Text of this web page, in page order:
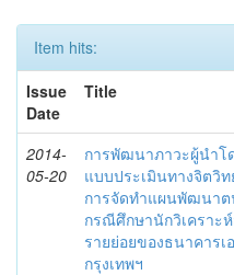
Item hits:
Issue
Date
Title
2014-
05-20
การพัฒนาภาวะผู้นำโ
แบบประเมินทางจิตวิ
การจัดทำแผนพัฒนาต
กรณีศึกษานักวิเคราะ
รายย่อยของธนาคาร
กรุงเทพฯ